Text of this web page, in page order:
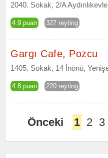
2040. Sokak, 2/A
4.9 puan 327 reyting
Gargı Cafe, Pozcu
1405. Sokak, 14 İnönü,
4.8 puan 220 reyting
Önceki 1 2 3